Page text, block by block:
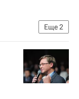
Еще2